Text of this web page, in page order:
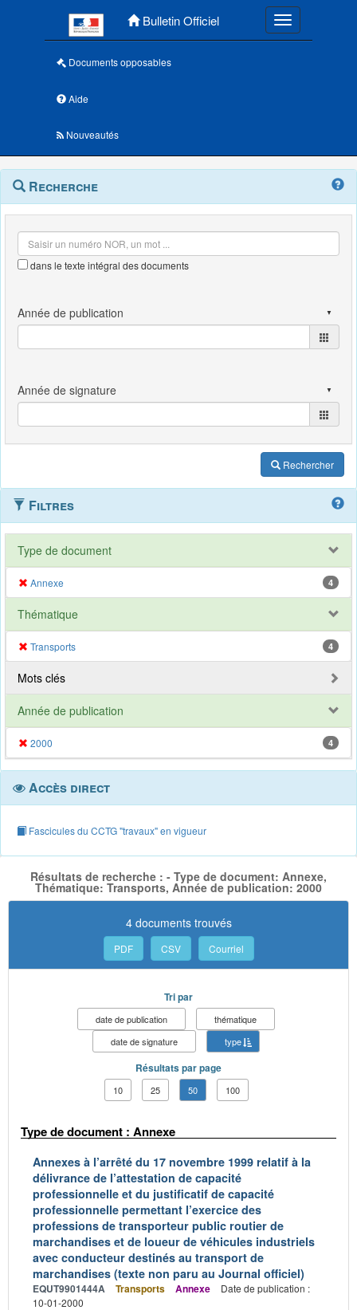
Bulletin Officiel Toggle
Documents opposables
Aide
Nouveautés
Navigation
outils
Menu
contextuel
Recherche
dans le texte intégral des documents
Rechercher
Filtres
Type de document
Annexe 4
Thématique
Transports 4
Mots clés
Année de publication
2000 4
Accès direct
Fascicules du CCTG "travaux" en vigueur
Résultats de recherche : - Type de document: Annexe,
Thématique: Transports, Année de publication: 2000
4 documents trouvés
PDF CSV Courriel
Tri par
date de publication
thématique
date de signature
type
Résultats par page
10 25 50 100
Type de document : Annexe
Annexes à l’arrêté du 17 novembre 1999 relatif à la
délivrance de l’attestation de capacité
professionnelle et du justificatif de capacité
professionnelle permettant l’exercice des
professions de transporteur public routier de
marchandises et de loueur de véhicules industriels
avec conducteur destinés au transport de
marchandises (texte non paru au Journal officiel)
EQUT9901444A Transports Annexe
Date de publication :
10-01-2000